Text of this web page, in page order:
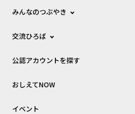
みんなのつぶやき
交流ひろば
公認アカウントを探す
おしえてNOW
イベント